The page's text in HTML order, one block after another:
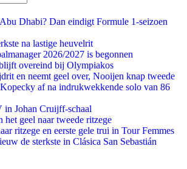
Dhabi? Dan eindigt Formule 1-seizoen
na lastige heuvelrit
2026/2027 is begonnen
overeind bij Olympiakos
en neemt geel over, Nooijen knap tweede
af na indrukwekkende solo van 86
Johan Cruijff-schaal
het geel naar tweede ritzege
ritzege en eerste gele trui in Tour Femmes
de sterkste in Clásica San Sebastián